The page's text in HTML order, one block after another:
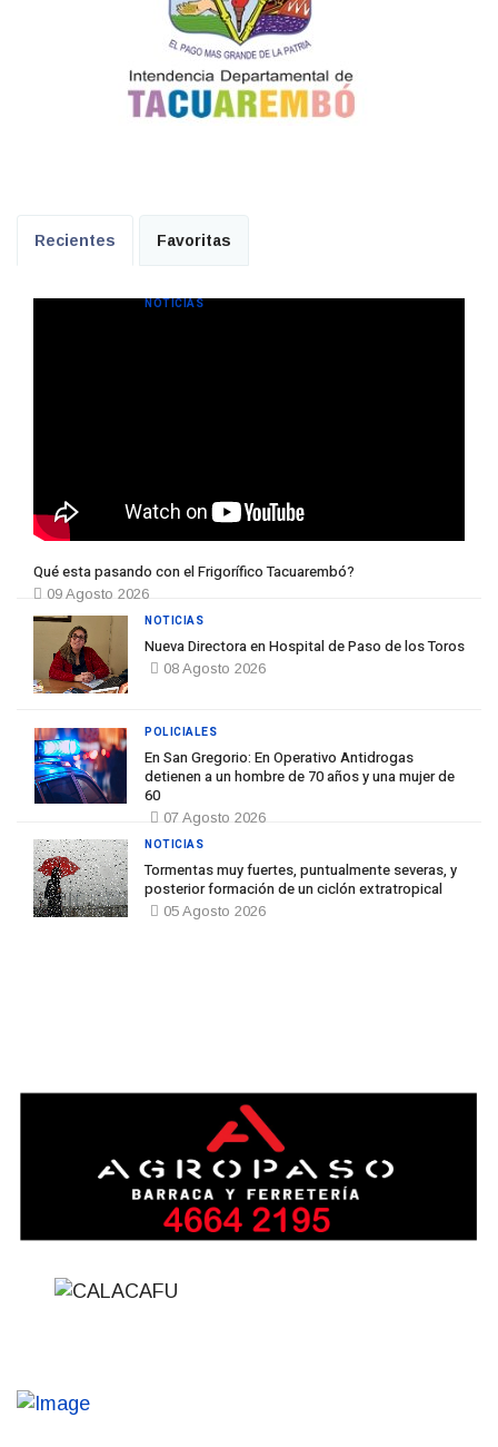
Recientes Favoritas
Qué esta pasando con el Frigorífico Tacuarembó?
09 Agosto 2026
NOTICIAS
Nueva Directora en Hospital de Paso de los Toros
08 Agosto 2026
NOTICIAS
En San Gregorio: En Operativo Antidrogas
detienen a un hombre de 70 años y una mujer de
60
07 Agosto 2026
POLICIALES
Tormentas muy fuertes, puntualmente severas, y
posterior formación de un ciclón extratropical
05 Agosto 2026
NOTICIAS